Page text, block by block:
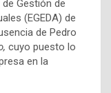
Gestión de
(EGEDA) de
de Pedro
cuyo puesto lo
en la